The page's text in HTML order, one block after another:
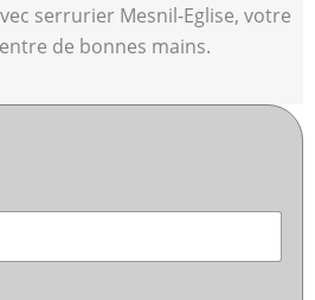
serrurier Mesnil-Eglise, votre
de bonnes mains.